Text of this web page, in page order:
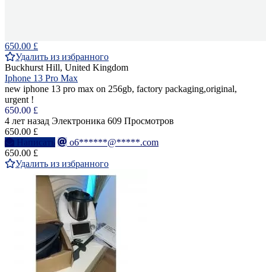
650.00 £
Удалить из избранного
Buckhurst Hill, United Kingdom
Iphone 13 Pro Max
new iphone 13 pro max on 256gb, factory packaging,original,
urgent !
650.00 £
4 лет назад Электроника 609 Просмотров
650.00 £
Написать
o6******@*****.com
650.00 £
Удалить из избранного